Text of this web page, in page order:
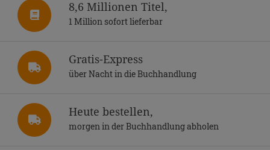
8,6 Millionen Titel,
1 Million sofort lieferbar
Gratis-Express
über Nacht in die Buchhandlung
Heute bestellen,
morgen in der Buchhandlung abholen